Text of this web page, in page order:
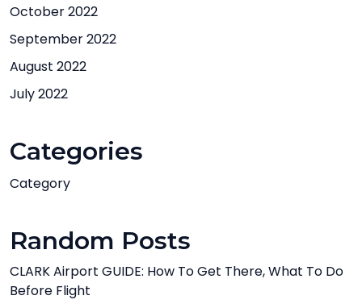
October 2022
September 2022
August 2022
July 2022
Categories
Category
Random Posts
CLARK Airport GUIDE: How To Get There, What To Do
Before Flight